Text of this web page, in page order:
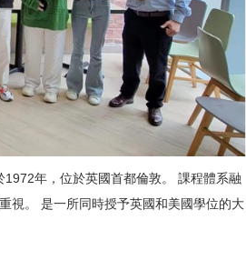
年，位於英國首都倫敦。 課程體系融
視。 是一所同時授予英國和美國學位的大